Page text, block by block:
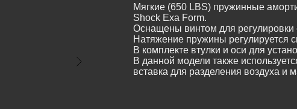
Мягкие (650 LBS) пружинные
Shock Exa Form.
Оснащены винтом для регулировки
Натяжение пружины регулируется
В комплекте втулки и оси для
В данной модели также
вставка для разделения воздуха и